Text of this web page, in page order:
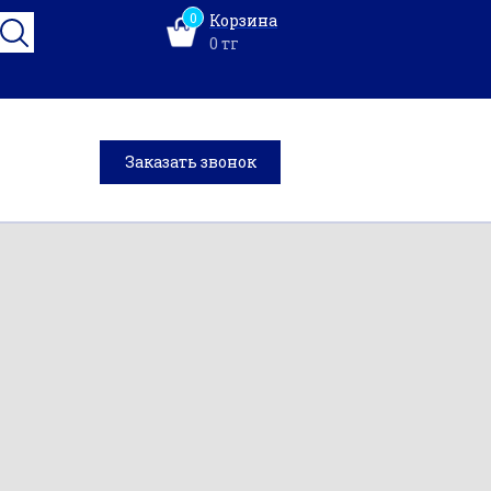
0
Корзина
0 тг
Заказать звонок